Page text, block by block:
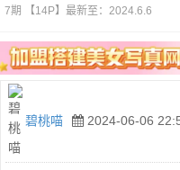
7期 【14P】最新至：2024.6.6
碧桃喵 2024-06-06